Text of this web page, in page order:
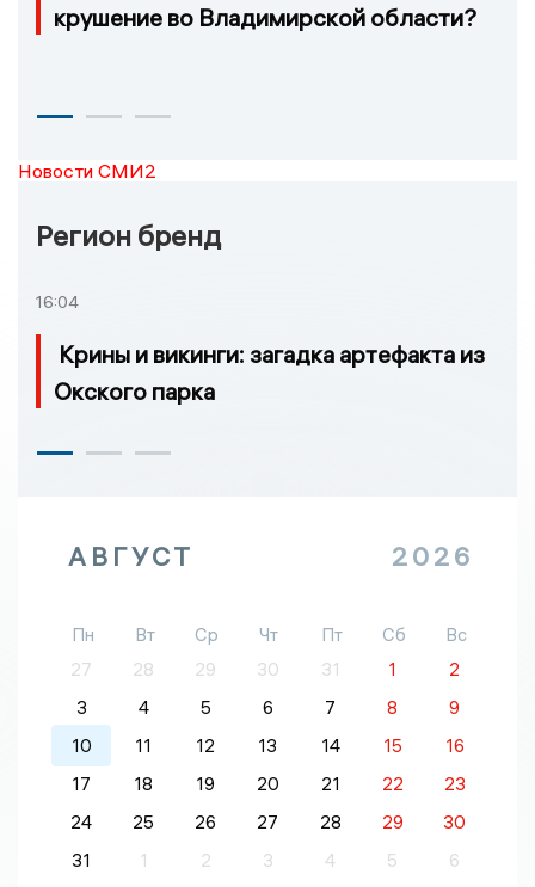
крушение во Владимирской области?
Новости СМИ2
Регион бренд
16:04
Крины и викинги: загадка артефакта из
Окского парка
АВГУСТ 2026
Пн Вт Ср Чт Пт Сб
Вс
27
28 29 30 31 1
2
3
4 5 6 7 8
9
10
11 12 13 14 15
16
17
18 19 20 21 22
23
24
25 26 27 28 29
30
31
1 2 3 4 5 6